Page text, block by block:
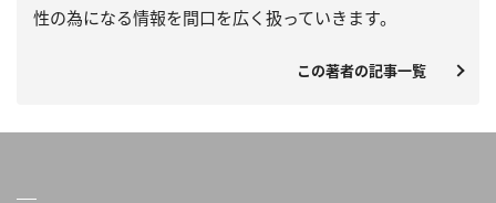
性の為になる情報を間口を広く扱っていきます。
この著者の記事一覧